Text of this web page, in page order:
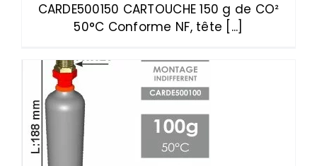
CARDE500150 CARTOUCHE 150 g de CO²
50°C Conforme NF, tête [...]